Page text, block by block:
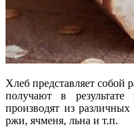
Хлеб представляет собой
получают в
производят из
ржи, ячменя, льна и т.п.